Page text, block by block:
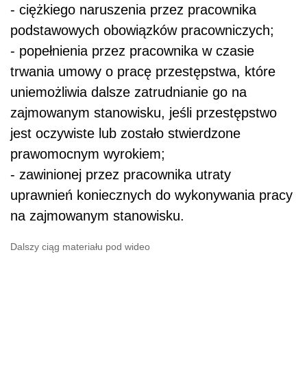
- ciężkiego naruszenia przez pracownika
podstawowych obowiązków pracowniczych;
- popełnienia przez pracownika w czasie
trwania umowy o pracę przestępstwa, które
uniemożliwia dalsze zatrudnianie go na
zajmowanym stanowisku, jeśli przestępstwo
jest oczywiste lub zostało stwierdzone
prawomocnym wyrokiem;
- zawinionej przez pracownika utraty
uprawnień koniecznych do wykonywania pracy
na zajmowanym stanowisku.
Dalszy ciąg materiału pod wideo